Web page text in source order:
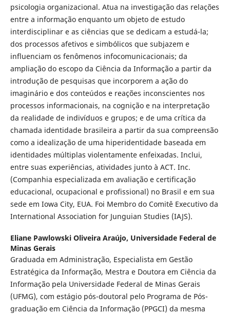
psicologia organizacional. Atua na investigação das relações
entre a informação enquanto um objeto de estudo
interdisciplinar e as ciências que se dedicam a estudá-la;
dos processos afetivos e simbólicos que subjazem e
influenciam os fenômenos infocomunicacionais; da
ampliação do escopo da Ciência da Informação a partir da
introdução de pesquisas que incorporem a ação do
imaginário e dos conteúdos e reações inconscientes nos
processos informacionais, na cognição e na interpretação
da realidade de indivíduos e grupos; e de uma crítica da
chamada identidade brasileira a partir da sua compreensão
como a idealização de uma hiperidentidade baseada em
identidades múltiplas violentamente enfeixadas. Inclui,
entre suas experiências, atividades junto à ACT. Inc.
(Companhia especializada em avaliação e certificação
educacional, ocupacional e profissional) no Brasil e em sua
sede em Iowa City, EUA. Foi Membro do Comitê Executivo da
International Association for Junguian Studies (IAJS).
Eliane Pawlowski Oliveira Araújo, Universidade Federal de
Minas Gerais
Graduada em Administração, Especialista em Gestão
Estratégica da Informação, Mestra e Doutora em Ciência da
Informação pela Universidade Federal de Minas Gerais
(UFMG), com estágio pós-doutoral pelo Programa de Pós-
graduação em Ciência da Informação (PPGCI) da mesma